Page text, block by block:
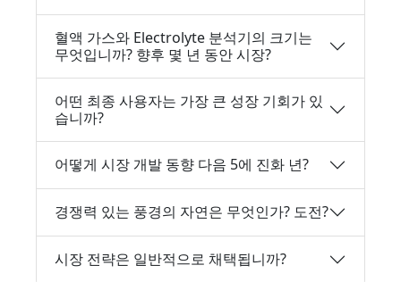
혈액 가스와 Electrolyte 분석기의 크기는
무엇입니까? 향후 몇 년 동안 시장?
어떤 최종 사용자는 가장 큰 성장 기회가 있
습니까?
어떻게 시장 개발 동향 다음 5에 진화 년?
경쟁력 있는 풍경의 자연은 무엇인가? 도전?
시장 전략은 일반적으로 채택됩니까?